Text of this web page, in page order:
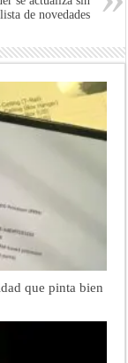
lista de novedades
que pinta bien